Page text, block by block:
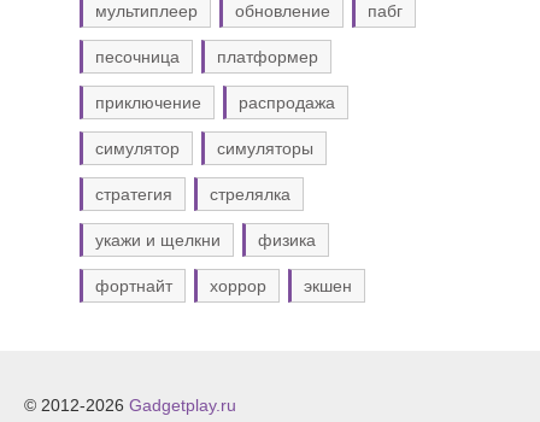
мультиплеер обновление пабг
песочница платформер
приключение распродажа
симулятор симуляторы
стратегия стрелялка
укажи и щелкни физика
фортнайт хоррор экшен
© 2012-2026 Gadgetplay.ru